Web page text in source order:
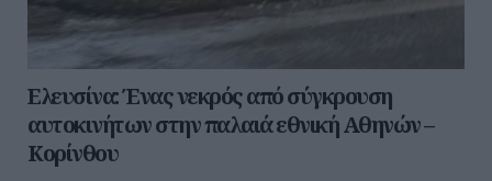
Ελευσίνα: Ένας νεκρός από σύγκρουση
αυτοκινήτων στην παλαιά εθνική Αθηνών –
Κορίνθου